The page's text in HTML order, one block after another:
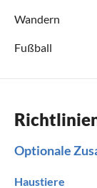
Wandern
Fußball
Optionale
Haustiere